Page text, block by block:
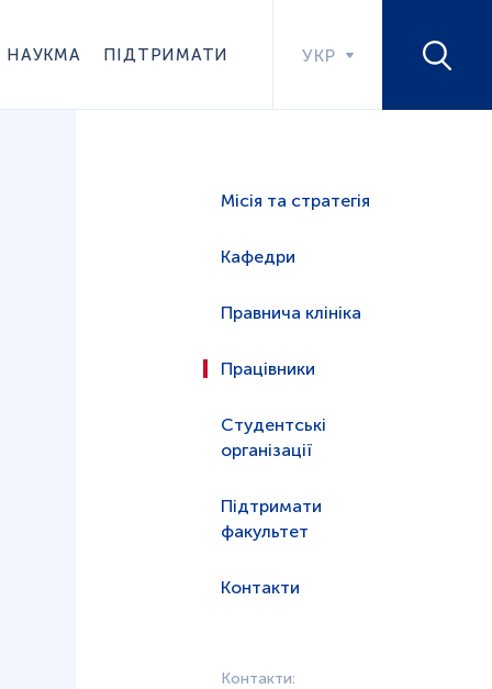
НАУКМА ПІДТРИМАТИ УКР
Місія та стратегія
Кафедри
Правнича клініка
Працівники
Студентські
організації
Підтримати
факультет
Контакти
Контакти: